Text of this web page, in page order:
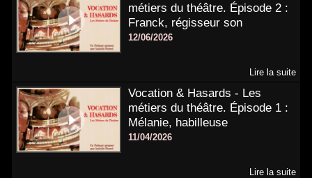
métiers du théâtre. Épisode 2 :
Franck, régisseur son
12/06/2026
Lire la suite
Vocation & Hasards - Les
métiers du théâtre. Épisode 1 :
Mélanie, habilleuse
11/04/2026
Lire la suite